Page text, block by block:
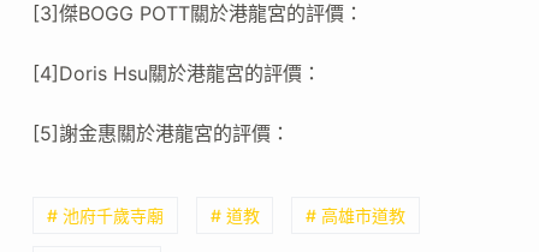
[3]傑BOGG POTT關於港龍宮的評價：
[4]Doris Hsu關於港龍宮的評價：
[5]謝金惠關於港龍宮的評價：
# 池府千歲寺廟 # 道教 # 高雄市道教